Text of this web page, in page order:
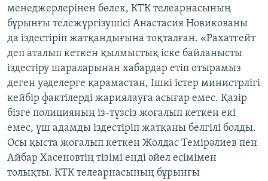
менеджерлерінен бөлек, КТК телеарнасының
бұрынғы тележүргізушісі Анастасия Новикованы
да іздестіріп жатқандығына тоқталған. «Рахатгейт
деп аталып кеткен қылмыстық іске байланысты
іздестіру шараларынан хабардар етіп отырамыз
деген уәделерге қарамастан, Ішкі істер министрлігі
кейбір фактілерді жариялауға асығар емес. Қазір
бізге полицияның із-түзсіз жоғалып кеткен екі
емес, үш адамды іздестіріп жатқаны белгілі болды.
Осы қыста жоғалып кеткен Жолдас Темірәлиев пен
Айбар Хасеновтің тізімі енді әйел есімімен
толықты. КТК телеарнасының бұрынғы